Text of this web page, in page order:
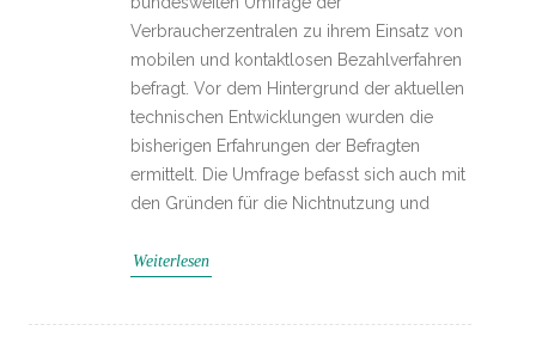
Verbraucherzentralen zu ihrem Einsatz von
mobilen und kontaktlosen Bezahlverfahren
befragt. Vor dem Hintergrund der aktuellen
technischen Entwicklungen wurden die
bisherigen Erfahrungen der Befragten
ermittelt. Die Umfrage befasst sich auch mit
den Gründen für die Nichtnutzung und
Weiterlesen